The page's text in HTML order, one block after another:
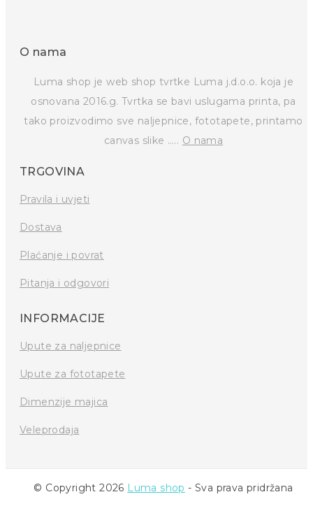
O nama
Luma shop je web shop tvrtke Luma j.d.o.o. koja je
osnovana 2016.g. Tvrtka se bavi uslugama printa, pa
tako proizvodimo sve naljepnice, fototapete, printamo
canvas slike ….. O nama
TRGOVINA
Pravila i uvjeti
Dostava
Plaćanje i povrat
Pitanja i odgovori
INFORMACIJE
Upute za naljepnice
Upute za fototapete
Dimenzije majica
Veleprodaja
© Copyright 2026 Luma shop - Sva prava pridržana